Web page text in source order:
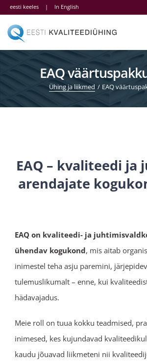
Skip
content
eesti keeles | In English
EAQ
Ühing ja liikmed EAQ
EAQ – kvaliteedi ja
arendajate
EAQ on kvaliteedi- ja
ühendav kogukond, mis aitab
inimestel teha asju paremini,
tulemuslikumalt – enne, kui
hädavajadus.
Meie roll on tuua kokku teadmised,
inimesed, kes kujundavad
kaudu jõuavad liikmeteni nii